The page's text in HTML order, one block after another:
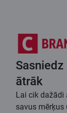
ātrāk
Lai cik dažādi
savus